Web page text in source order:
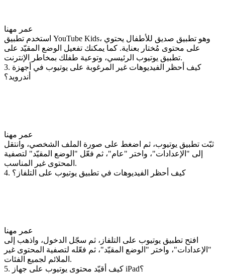
عمر مهنا
استخدم تطبيق YouTube Kids، وهو تطبيق صديق للأطفال يحتوي
على محتوى مُختار بعناية. كما يمكنك تفعيل الوضع المقيّد على
تطبيق يوتيوب الرئيسي، وتوعية طفلك بمخاطر الإنترنت.
3. كيف أحظر الفيديوهات غير المرغوبة على يوتيوب في أجهزة
أندرويد؟
عمر مهنا
ثبّت تطبيق يوتيوب، ثم اضغط على صورة الملف الشخصي، وانتقل
إلى "الإعدادات"، واختر "عام"، ثم فعّل "الوضع المقيّد" لتصفية
المحتوى غير المناسب.
4. كيف أحظر الفيديوهات في تطبيق يوتيوب على التلفاز؟
عمر مهنا
افتح تطبيق يوتيوب على التلفاز، ثم سجّل الدخول، واذهب إلى
"الإعدادات"، واختر "الوضع المقيّد"، ثم فعّله لتصفية المحتوى غير
الملائم لجميع الفئات.
5. كيف أقيّد محتوى يوتيوب على جهاز iPad؟